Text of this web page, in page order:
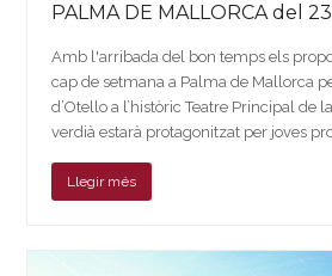
PALMA DE MALLORCA del
Amb l'arribada del bon temps els
cap de setmana a Palma de Mallorca
d’Otello a l’històric Teatre Principal de
verdià estarà protagonitzat per joves
Llegir més